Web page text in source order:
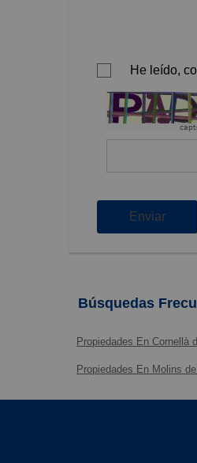
He leído,
Enviar
Búsquedas
Propiedades En Cornellà
Propiedades En Molins